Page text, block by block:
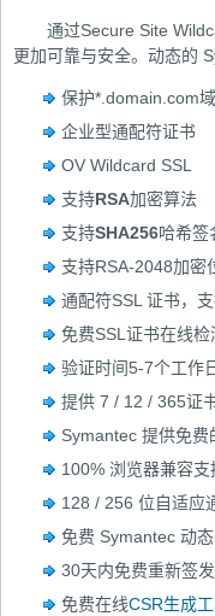
通过Secure Site
更加可靠与安全。动态的
保护*.domain.com
企业型通配符证书
OV Wildcard SSL
支持RSA加密算法
支持SHA256哈希签
支持RSA-2048加密
通配符SSL 证书，
免费SSL证书在线检
验证时间5-7个工作
提供 7 / 12 / 365证
Symantec 提供免
100% 浏览器兼容支
128 / 256 位自适应
免费 Symantec 动
30天内免费重新签发
免费在线CSR生成